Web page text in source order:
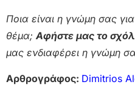
Ποια είναι η γνώμη σας
θέμα;Αφήστε μας το
μας ενδιαφέρει η γνώμη
Αρθρογράφος: Dimitrios